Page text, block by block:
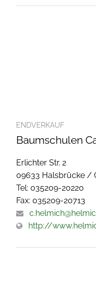
ENDVERKAUF
Baumschulen
Erlichter Str. 2
09633 Halsbrücke /
Tel: 035209-20220
Fax: 035209-20713
http://